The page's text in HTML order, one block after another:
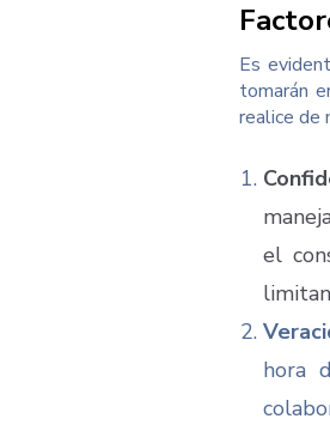
Es
tomarán
realice de
el
hora